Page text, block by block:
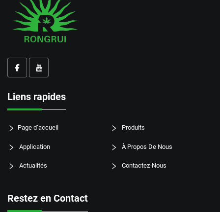
Liens rapides
Page d’accueil Produits
Application À Propos De Nous
Actualités Contactez-Nous
Restez en Contact